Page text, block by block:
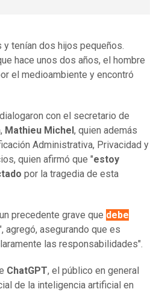
tenían dos hijos pequeños.
hace unos dos años, el hombre
el medioambiente y encontró
con el secretario de
Mathieu Michel , quien además
Administrativa, Privacidad y
quien afirmó que "estoy
por la tragedia de esta
precedente grave que debe
agregó, asegurando que es
las responsabilidades".
ChatGPT, el público en general
de la inteligencia artificial en